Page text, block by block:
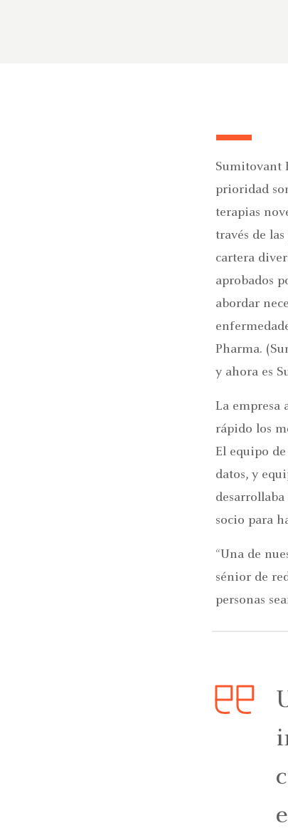
Sumitovant
prioridad
terapias
través de
cartera
aprobados
abordar
Pharma.
y ahora es
La empresa
rápido los
El equipo
datos, y
socio para
“Una de
sénior de
personas